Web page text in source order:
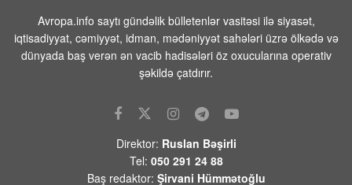
Beyləqanda 18 yaşlı gənc kanalda
bataraq ölüb
07 AVQUST 2026 / 10:04 14
Rusiya səmasında gecə ərzində 203
07 AVQUST 2026 / 9:54 21
Məhəmməd Əsədullazadə:
“Azərbaycan-Ermənistan mövzusu
ATƏT üçün artıq qapalı səhifədir”
Avropa.info saytı gündəlik bülletenlər vasitəsi ilə siyasət,
iqtisadiyyat, cəmiyyət, idman, mədəniyyət sahələri üzrə ölkədə və
dünyada baş verən ən vacib hadisələri öz oxucularına operativ
şəkildə çatdırır.
Direktor: Ruslan Bəşirli
Tel: 050 291 24 88
Baş redaktor: Şirvani Hümmətoğlu